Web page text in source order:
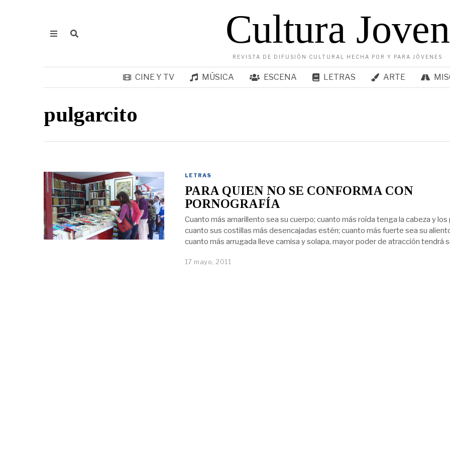
Cultura Joven
REVISTA DE DIFUSIÓN CULTURAL HECHA POR Y PARA JÓVENES
CINE Y TV MÚSICA ESCENA LETRAS ARTE
pulgarcito
LETRAS
PARA QUIEN NO SE CONFORMA CON
PORNOGRAFÍA
Cuanto más amarillento sea su cuerpo; cuanto más roída tenga la cabeza y los
cuanto sus costillas más desencajadas estén; cuanto más fuerte sea su
cuanto más arrugada lleve camisa y solapa, mayor poder de atracción tendrá
17 mayo, 2011